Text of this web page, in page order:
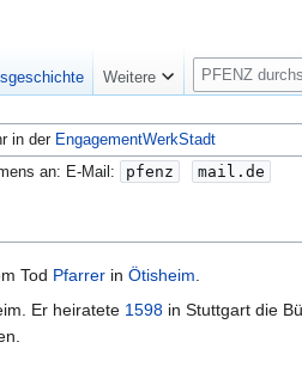
in der EngagementWerkStadt
an: E-Mail:
pfenz mail.de
Tod Pfarrer in Ötisheim
Er heiratete 1598 in Stuttgart die
Weitere
S
u
c
h
e